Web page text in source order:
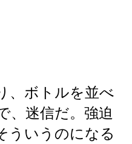
、ボトルを並べ
、迷信だ。強迫
ういうのになる